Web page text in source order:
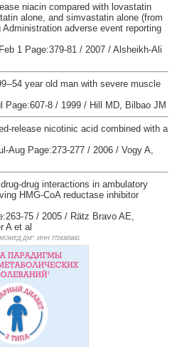
niacin compared with lovastatin
alone, and simvastatin alone (from
adverse event reporting
1 Page:379-81 / 2007 / Alsheikh-Ali
54 year old man with severe muscle
Page:607-8 / 1999 / Hill MD, Bilbao JM
release nicotinic acid combined with a
Aug Page:273-277 / 2006 / Vogy A,
drug interactions in ambulatory
HMG-CoA reductase inhibitor
75 / 2005 / Rätz Bravo AE,
A et al
ДМ", ИНН 7724365841